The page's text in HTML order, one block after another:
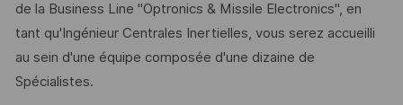
de la Business Line "Optronics & Missile Electronics", en
tant qu'Ingénieur Centrales Inertielles, vous serez accueilli
au sein d'une équipe composée d'une dizaine de
Spécialistes.